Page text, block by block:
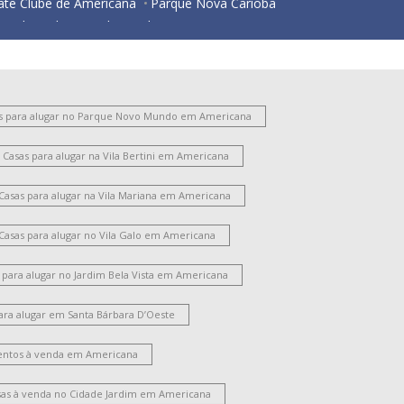
Residencial Horto Florestal Jacyra I
Mantovani
Jardim São Domingos
Iate Clube de Campinas
Parque Gramado
Zanaga Ii
Vila Cordenonsi
Machadinho II
Jardim Brasil
Mariana
Jardim Glória
Jardim Lizandra
Nossa Senhora de Fátima
Chácara Rodrigues
Bertini
Jardim Progresso
Cidade Jardim Ii
Residencial Jardim Villagio II
Residencial Jaguari
Industrial Machadinho
Universitário
Campo Limpo
Vila Pavan
para alugar no Parque Novo Mundo em Americana
Casas para alugar na Vila Bertini em Americana
Casas para alugar na Vila Mariana em Americana
Casas para alugar no Vila Galo em Americana
para alugar no Jardim Bela Vista em Americana
alugar em Santa Bárbara D’Oeste
à venda em Americana
à venda no Cidade Jardim em Americana